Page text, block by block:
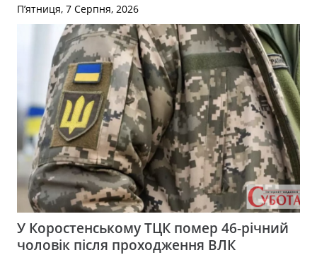
П’ятниця, 7 Серпня, 2026
У Коростенському ТЦК помер 46-річний
чоловік після проходження ВЛК